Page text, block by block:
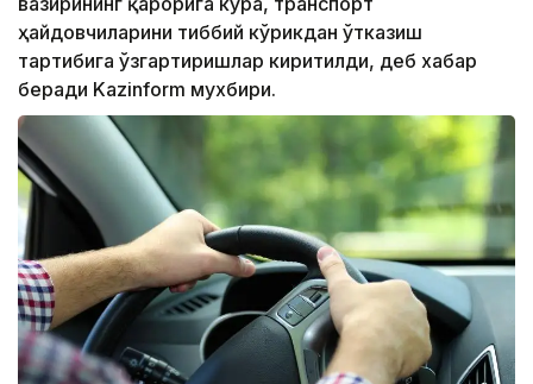
ҳайдовчиларини тиббий кўрикдан ўтказиш
тартибига ўзгартиришлар киритилди, деб хабар
беради Kazinform мухбири.